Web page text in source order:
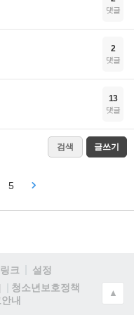
댓글
2
댓글
13
댓글
검색 글쓰기
5
크
설정
청소년보호정책
내
▲